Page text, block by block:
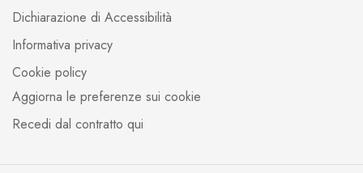
Dichiarazione di Accessibilità
Informativa privacy
Cookie policy
Aggiorna le preferenze sui cookie
Recedi dal contratto qui